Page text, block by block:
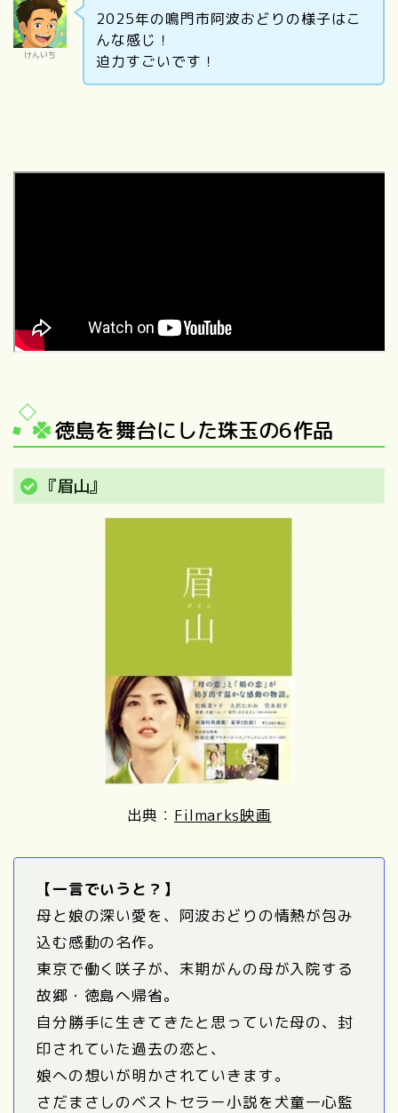
けんいち
2025年の鳴門市阿波おどりの様子はこ
んな感じ！
迫力すごいです！
徳島を舞台にした珠玉の6作品
『眉山』
出典： Filmarks映画
【一言でいうと？】
母と娘の深い愛を、阿波おどりの情熱が包み
込む感動の名作。
東京で働く咲子が、末期がんの母が入院する
故郷・徳島へ帰省。
自分勝手に生きてきたと思っていた母の、封
印されていた過去の恋と、
娘への想いが明かされていきます。
さだまさしのベストセラー小説を犬童一心監